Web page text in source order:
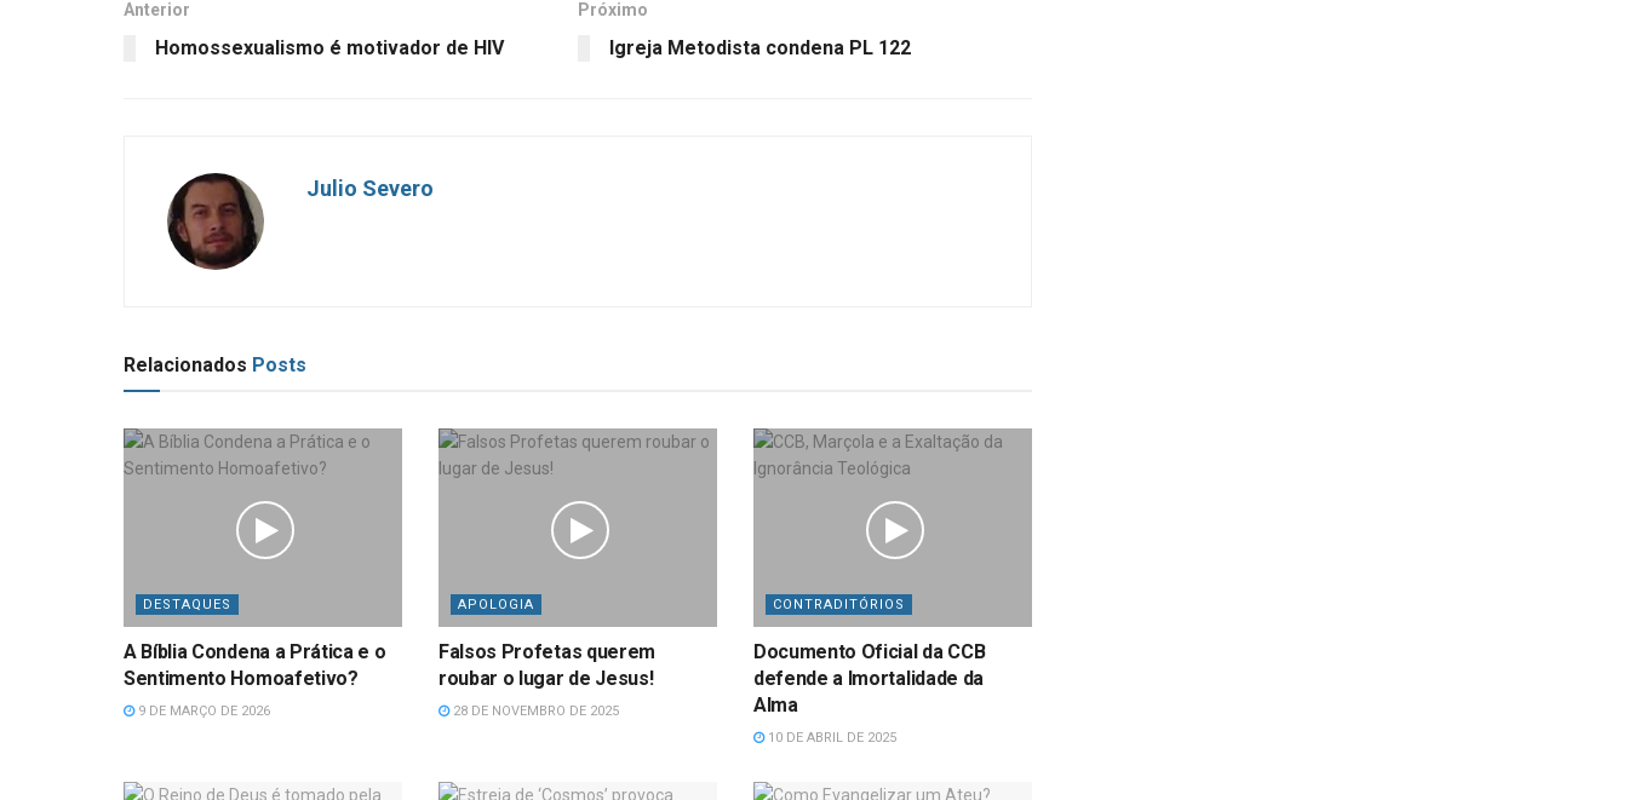
Anterior
Homossexualismo é motivador de HIV
Próximo
Igreja Metodista condena PL 122
Julio Severo
Relacionados Posts
DESTAQUES
A Bíblia Condena a Prática e o
Sentimento Homoafetivo?
9 DE MARÇO DE 2026
APOLOGIA
Falsos Profetas querem
roubar o lugar de Jesus!
28 DE NOVEMBRO DE 2025
CONTRADITÓRIOS
Documento Oficial da CCB
defende a Imortalidade da
Alma
10 DE ABRIL DE 2025